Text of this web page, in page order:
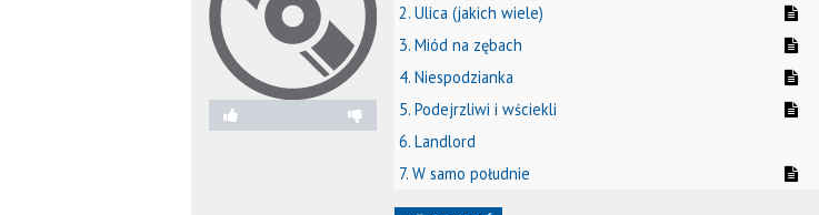
2. Ulica (jakich wiele)
3. Miód na zębach
4. Niespodzianka
5. Podejrzliwi i wściekli
6. Landlord
7. W samo południe